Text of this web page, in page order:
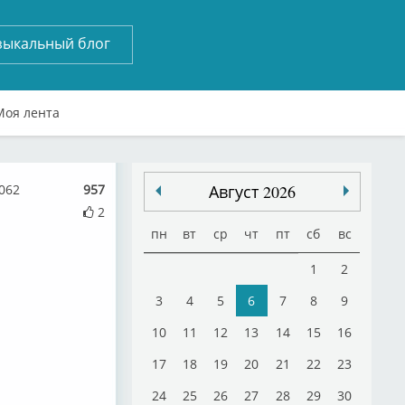
блог
лента
957
2
Август 2026
пн вт ср чт пт сб вс
1
2
3
4 5 6 7 8
9
10
11 12 13 14 15
16
17
18 19 20 21 22
23
24
25 26 27 28 29
30